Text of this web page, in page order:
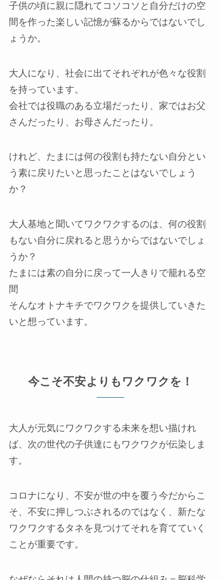
子供の頃に親に隠れてコソコソと自分だけの空
間を作った楽しい記憶が蘇るからではないでし
ょうか。
大人になり、社会に出てそれぞれが色々な役割
を持っています。
会社では役職のある立場だったり、家ではお父
さんだったり、お母さんだったり。
けれど、たまには何の役割も持たない自分とい
う素に戻りたいと思ったことはないでしょう
か？
大人基地と聞いてワクワクするのは、何の役割
もない自分に戻れると思うからではないでしょ
うか？
たまには素の自分に戻って一人きりで籠れる空
間
そんなオトナキチでワクワクを提供していきた
いと想っています。
今こそ不安よりもワクワクを！
大人が元気にワクワクする未来を想い描けれ
ば、次の世代の子供達にもワクワクが伝染しま
す。
コロナになり、不安が世の中を覆う今だからこ
そ、不安に押しつぶされるのではなく、新たな
ワクワクするタネを見つけてそれを育てていく
ことが重要です。